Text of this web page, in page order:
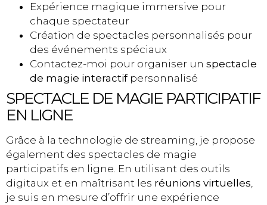
Expérience magique immersive pour
chaque spectateur
Création de spectacles personnalisés pour
des événements spéciaux
Contactez-moi pour organiser un spectacle
de magie interactifpersonnalisé
SPECTACLE DE MAGIE PARTICIPATIF
EN LIGNE
Grâce à la technologie de streaming, je propose
également des spectacles de magie
participatifs en ligne. En utilisant des outils
digitaux et en maîtrisant les réunions virtuelles,
je suis en mesure d’offrir une expérience